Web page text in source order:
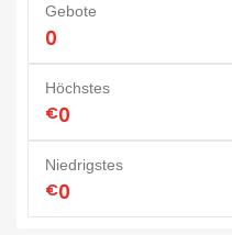
Gebote
0
Höchstes
€0
Niedrigstes
€0